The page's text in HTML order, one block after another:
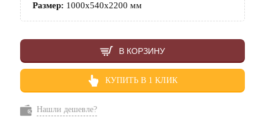
Размер: 1000х540х2200 мм
В КОРЗИНУ
КУПИТЬ В 1 КЛИК
Нашли дешевле?